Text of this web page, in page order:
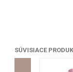
SÚVISIACE